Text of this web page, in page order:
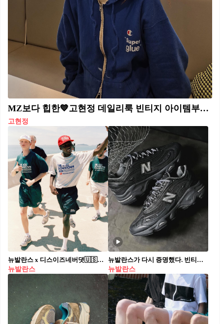
MZ보다 힙한💙고현정 데일리룩 빈티지 아이템부터 롱삭스까지, 고현정은 멋스러움이 묻어나는 꾸안꾸 룩을 완성했는데요. 과연 그녀의 스타일을 완성한 아이템은 무엇일지, 지금부터 함께 살펴볼게요.✔️ 1. 빈티지 샵 glue - 빈티지 챔피온 후드집업에 레터링을 입힌 리디자인 아이템. 2. 웨일스 보너 x 아디다스 오리지널스 - 크로셰 백 / 19만 9천 원 3. 뉴발란스(NEW BALANCE) - 530 MR530SC, 실버 / 12만 9천 원
고현정
뉴발란스 x 디스이즈네버댓🇺🇸🏃🏻‍♀️ 빈티지 무드템💚🤍1906 & 2002 8/5(금) @발매해 #광고
뉴발란스
뉴발란스가 다시 증명했다.⁠ 빈티지 스니커즈의 미래, 1000 '그레이 메탈릭' 컬러 출시🔥⁠ ⁠ 뉴발란스가 1999년 처음 선보인 1000 시리즈를 부활시키며 다시 한번 존재감을 입증했습니다. 특히 가을 시즌 공개되는 ‘그레이 메탈릭’ 컬러웨이는 뉴발란스 고유의 무드를 현대적으로 재해석해, 도시적인 실루엣과 테크웨어 감성을 동시에 품었습니다.⁠ ⁠ 회색 메쉬와 메탈릭 실버 패널의 조화는 단순한 복각을 넘어, 완성도 높은 스니커즈가 될 전방입니다.⁠
뉴발란스